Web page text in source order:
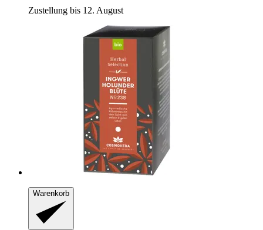
Zustellung bis 12. August
Warenkorb